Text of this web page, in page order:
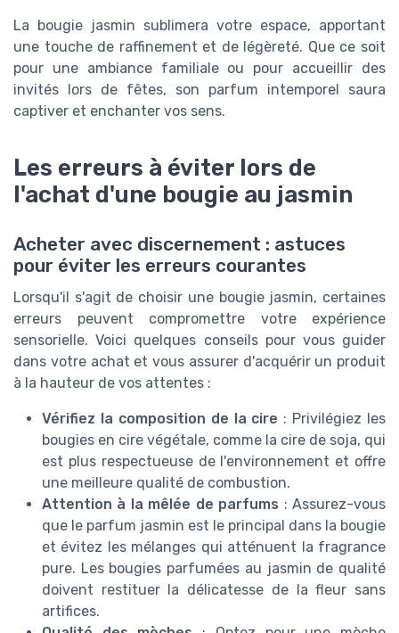
La bougie jasmin sublimera votre espace, apportant
une touche de raffinement et de légèreté. Que ce soit
pour une ambiance familiale ou pour accueillir des
invités lors de fêtes, son parfum intemporel saura
captiver et enchanter vos sens.
Les erreurs à éviter lors de
l'achat d'une bougie au jasmin
Acheter avec discernement : astuces
pour éviter les erreurs courantes
Lorsqu'il s'agit de choisir une bougie jasmin, certaines
erreurs peuvent compromettre votre expérience
sensorielle. Voici quelques conseils pour vous guider
dans votre achat et vous assurer d'acquérir un produit
à la hauteur de vos attentes :
Vérifiez la composition de la cire : Privilégiez les
bougies en cire végétale, comme la cire de soja, qui
est plus respectueuse de l'environnement et offre
une meilleure qualité de combustion.
Attention à la mêlée de parfums : Assurez-vous
que le parfum jasmin est le principal dans la bougie
et évitez les mélanges qui atténuent la fragrance
pure. Les bougies parfumées au jasmin de qualité
doivent restituer la délicatesse de la fleur sans
artifices.